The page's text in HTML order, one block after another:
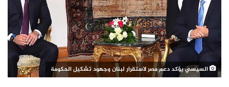
السيسي يؤكد دعم مصر لاستقرار لبنان وجهود تشكيل الحكومة